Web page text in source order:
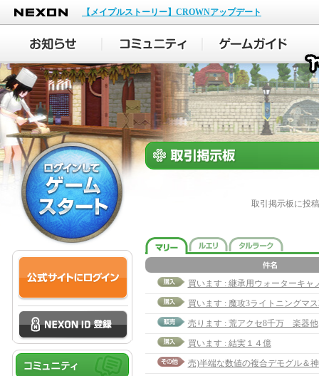
NEXON
【メイプルストーリー】CROWNアップデート
取引掲示板に投
売ります : 荒アクセ8千万 楽器他
買います : 結実１４億